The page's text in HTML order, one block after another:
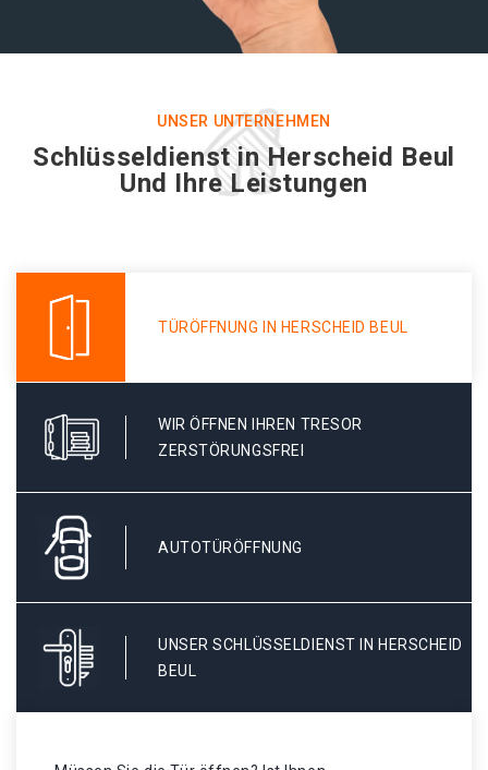
UNSER UNTERNEHMEN
Schlüsseldienst in Herscheid Beul
Und Ihre Leistungen
TÜRÖFFNUNG IN HERSCHEID BEUL
WIR ÖFFNEN IHREN TRESOR
ZERSTÖRUNGSFREI
AUTOTÜRÖFFNUNG
UNSER SCHLÜSSELDIENST IN HERSCHEID
BEUL